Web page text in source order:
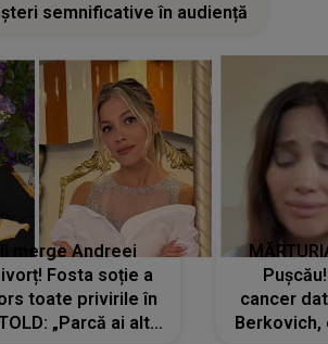
semnificative în audiență
merge Andreei
Fosta soție a
toate privirile în
„Parcă ai altă
cancer
Berkovich,